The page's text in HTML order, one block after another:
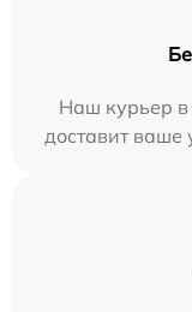
Наш курьер
доставит ваше